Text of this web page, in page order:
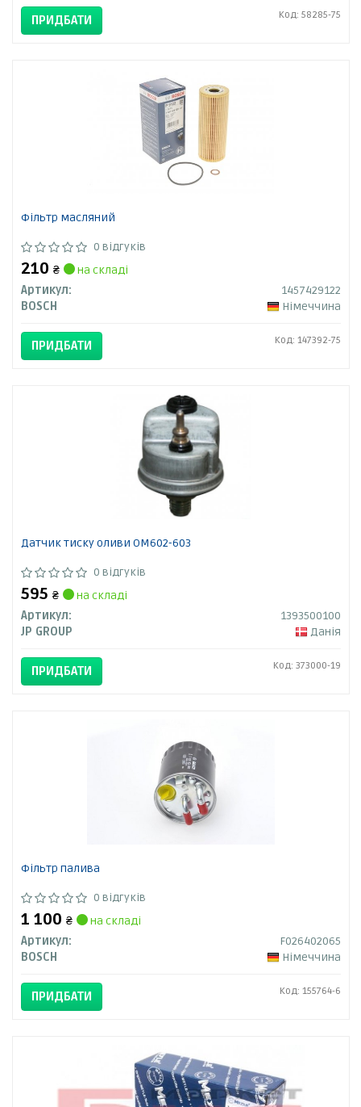
ПРИДБАТИ Код: 58285-75
Фільтр масляний
0 відгуків
210 ₴
на складі
Артикул:
1457429122
BOSCH
Німеччина
ПРИДБАТИ Код: 147392-75
Датчик тиску оливи ОМ602-603
0 відгуків
595 ₴
на складі
Артикул:
1393500100
JP GROUP
Данія
ПРИДБАТИ Код: 373000-19
Фільтр палива
0 відгуків
1 100 ₴
на складі
Артикул:
F026402065
BOSCH
Німеччина
ПРИДБАТИ Код: 155764-6